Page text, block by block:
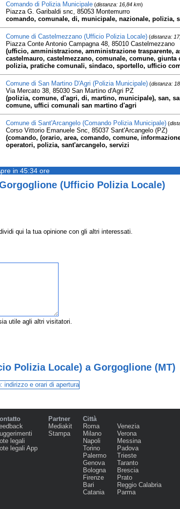
Comando di Polizia Municipale(distanza: 16,84 km)
Piazza G. Garibaldi snc, 85053 Montemurro
comando, comunale, di, municipale, nazionale, polizia,
Comune di Castelmezzano (Ufficio Polizia Locale)(distanza:
Piazza Conte Antonio Campagna 48, 85010 Castelmezzano
(ufficio, amministrazione, amministrazione trasparente,
castelmauro, castelmezzano, comunale, comune, giunta
polizia, pratiche comunali, sindaco, sportello, ufficio
Comune di San Martino D'Agri (Polizia Municipale)(distanza:
Via Mercato 38, 85030 San Martino d'Agri PZ
(polizia, comune, d'agri, di, martino, municipale), san,
comune, uffici comunali san martino d'agri
Comune di Sant'Arcangelo (Comando Polizia Municipale)(
Corso Vittorio Emanuele Snc, 85037 Sant'Arcangelo (PZ)
(comando, (orario, area, comando, comune,
operatori, polizia, sant'arcangelo, servizi
in 45:34 ore
(Ufficio Polizia Locale)
qui la tua opinione con gli altri interessati.
utile agli altri visitatori.
Polizia Locale) a Gorgoglione (MT)
legali
legali App
Partner
Mediakit
Stampa
Città
Roma
Milano
Napoli
Torino
Palermo
Genova
Bologna
Firenze
Bari
Catania
Venezia
Verona
Messina
Padova
Trieste
Taranto
Brescia
Prato
Reggio Calabria
Parma